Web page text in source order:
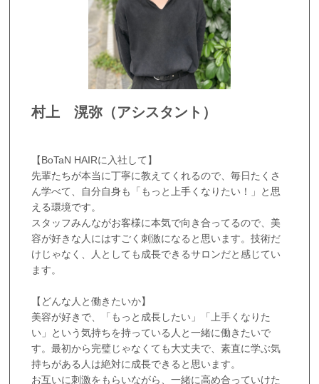
村上 滉弥（アシスタント）
【BoTaN HAIRに入社して】
先輩たちが本当に丁寧に教えてくれるので、毎日たくさ
ん学べて、自分自身も「もっと上手くなりたい！」と思
える環境です。
スタッフみんながお客様に本気で向き合ってるので、美
容が好きな人にはすごく刺激になると思います。技術だ
けじゃなく、人としても成長できるサロンだと感じてい
ます。
【どんな人と働きたいか】
美容が好きで、「もっと成長したい」「上手くなりた
い」という気持ちを持っている人と一緒に働きたいで
す。最初から完璧じゃなくても大丈夫で、素直に学ぶ気
持ちがある人は絶対に成長できると思います。
お互いに刺激をもらいながら、一緒に高め合っていけた